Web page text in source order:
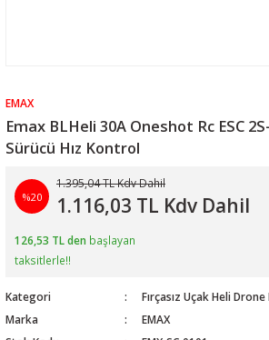
EMAX
Emax BLHeli 30A Oneshot Rc ESC
Sürücü Hız Kontrol
%20
1.395,04 TL Kdv Dahil
1.116,03 TL Kdv Dahil
126,53 TL den başlayan
taksitlerle!!
Kategori
Fırçasız Uçak Heli Drone
Marka
EMAX